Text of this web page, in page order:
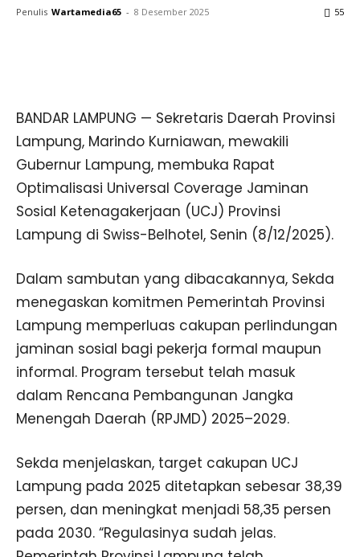
Penulis Wartamedia65 - 8 Desember 2025 55
BANDAR LAMPUNG — Sekretaris Daerah Provinsi
Lampung, Marindo Kurniawan, mewakili
Gubernur Lampung, membuka Rapat
Optimalisasi Universal Coverage Jaminan
Sosial Ketenagakerjaan (UCJ) Provinsi
Lampung di Swiss-Belhotel, Senin (8/12/2025).
Dalam sambutan yang dibacakannya, Sekda
menegaskan komitmen Pemerintah Provinsi
Lampung memperluas cakupan perlindungan
jaminan sosial bagi pekerja formal maupun
informal. Program tersebut telah masuk
dalam Rencana Pembangunan Jangka
Menengah Daerah (RPJMD) 2025–2029.
Sekda menjelaskan, target cakupan UCJ
Lampung pada 2025 ditetapkan sebesar 38,39
persen, dan meningkat menjadi 58,35 persen
pada 2030. “Regulasinya sudah jelas.